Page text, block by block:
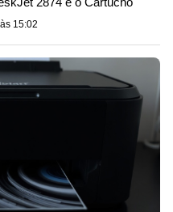
15:02